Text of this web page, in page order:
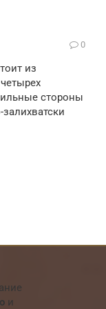
0
из
стороны
и